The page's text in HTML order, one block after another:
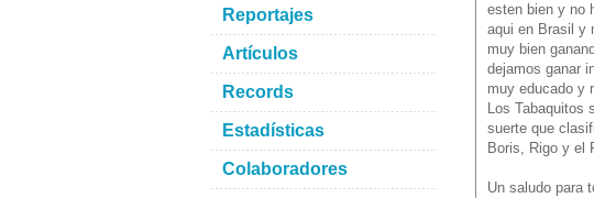
esten bien y no
aqui en Brasil y
muy bien
dejamos ganar
muy educado y
Los Tabaquitos
suerte que
Boris, Rigo y el
Un saludo para
Reportajes
Artículos
Records
Estadísticas
Colaboradores